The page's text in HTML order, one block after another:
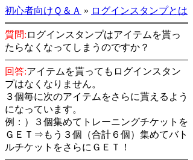
初心者向けＱ＆Ａ » ログインスタンプとは
質問: ログインスタンプはアイテムを貰っ
たらなくなってしまうのですか？
回答:アイテムを貰ってもログインスタン
プはなくなりません。
３個毎に次のアイテムをさらに貰えるよう
になっています。
例：）３個集めてトレーニングチケットを
ＧＥＴ⇒もう３個（合計６個）集めてバト
ルチケットをさらにＧＥＴ！